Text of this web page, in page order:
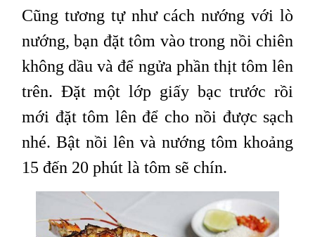
Cũng tương tự như cách nướng với lò
nướng, bạn đặt tôm vào trong nồi chiên
không dầu và để ngửa phần thịt tôm lên
trên. Đặt một lớp giấy bạc trước rồi
mới đặt tôm lên để cho nồi được sạch
nhé. Bật nồi lên và nướng tôm khoảng
15 đến 20 phút là tôm sẽ chín.